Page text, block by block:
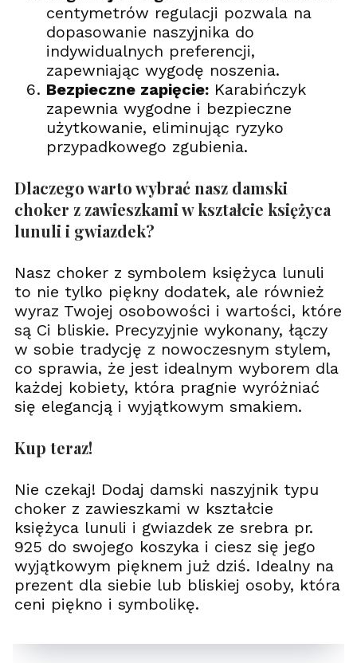
centymetrów regulacji pozwala na
dopasowanie naszyjnika do
indywidualnych preferencji,
zapewniając wygodę noszenia.
Bezpieczne zapięcie: Karabińczyk
zapewnia wygodne i bezpieczne
użytkowanie, eliminując ryzyko
przypadkowego zgubienia.
Dlaczego warto wybrać nasz damski
choker z zawieszkami w kształcie księżyca
lunuli i gwiazdek?
Nasz choker z symbolem księżyca lunuli
to nie tylko piękny dodatek, ale również
wyraz Twojej osobowości i wartości, które
są Ci bliskie. Precyzyjnie wykonany, łączy
w sobie tradycję z nowoczesnym stylem,
co sprawia, że jest idealnym wyborem dla
każdej kobiety, która pragnie wyróżniać
się elegancją i wyjątkowym smakiem.
Kup teraz!
Nie czekaj! Dodaj damski naszyjnik typu
choker z zawieszkami w kształcie
księżyca lunuli i gwiazdek ze srebra pr.
925 do swojego koszyka i ciesz się jego
wyjątkowym pięknem już dziś. Idealny na
prezent dla siebie lub bliskiej osoby, która
ceni piękno i symbolikę.